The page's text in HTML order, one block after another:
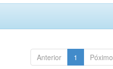
Anterior 1 Póximo